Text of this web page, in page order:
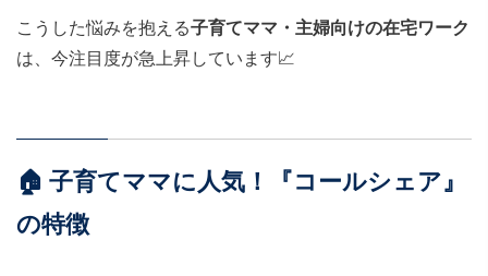
こうした悩みを抱える子育てママ・主婦向けの在宅ワーク
は、今注目度が急上昇しています📈
🏠 子育てママに人気！『コールシェア』
の特徴